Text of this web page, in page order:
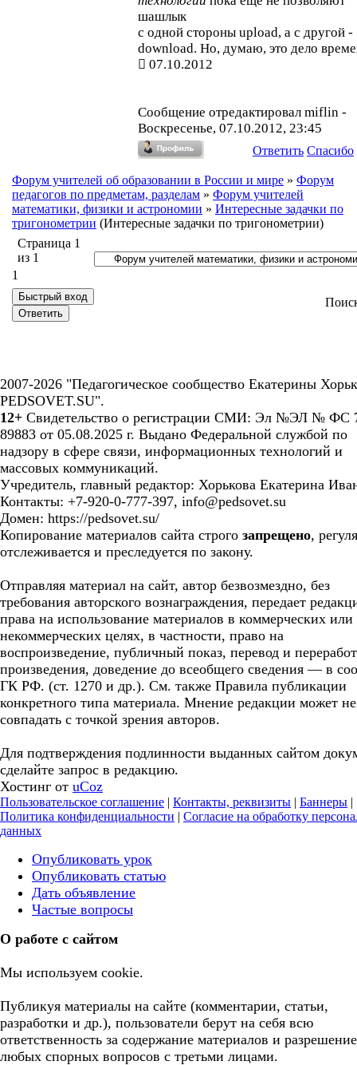
шашлык
с одной стороны upload, а с другой -
download. Но, думаю, это дело
07.10.2012
Сообщение отредактировал miflin -
Воскресенье, 07.10.2012, 23:45
Ответить Спасибо
Форум учителей об образовании в России и мире » Форум
педагогов по предметам, разделам » Форум учителей
математики, физики и астрономии » Интересные задачки по
тригонометрии (Интересные задачки по тригонометрии)
Страница 1
из 1
1
2007-2026 "Педагогическое сообщество Екатерины
PEDSOVET.SU".
12+ Свидетельство о регистрации СМИ: Эл №ЭЛ № ФС
89883 от 05.08.2025 г. Выдано Федеральной службой по
надзору в сфере связи, информационных технологий и
массовых коммуникаций.
Учредитель, главный редактор: Хорькова Екатерина
Контакты: +7-920-0-777-397, info@pedsovet.su
Домен: https://pedsovet.su/
Копирование материалов сайта строго запрещено,
отслеживается и преследуется по закону.
Отправляя материал на сайт, автор безвозмездно, без
требования авторского вознаграждения, передает
права на использование материалов в коммерческих или
некоммерческих целях, в частности, право на
воспроизведение, публичный показ, перевод и
произведения, доведение до всеобщего сведения — в
ГК РФ. (ст. 1270 и др.). См. также Правила публикации
конкретного типа материала. Мнение редакции может не
совпадать с точкой зрения авторов.
Для подтверждения подлинности выданных сайтом
сделайте запрос в редакцию.
Хостинг от uCoz
Пользовательское соглашение | Контакты, реквизиты | Баннеры |
Политика конфиденциальности | Согласие на обработку
данных
Опубликовать урок
Опубликовать статью
Дать объявление
Частые вопросы
О работе с сайтом
Мы используем cookie.
Публикуя материалы на сайте (комментарии, статьи,
разработки и др.), пользователи берут на себя всю
ответственность за содержание материалов и разрешение
любых спорных вопросов с третьми лицами.